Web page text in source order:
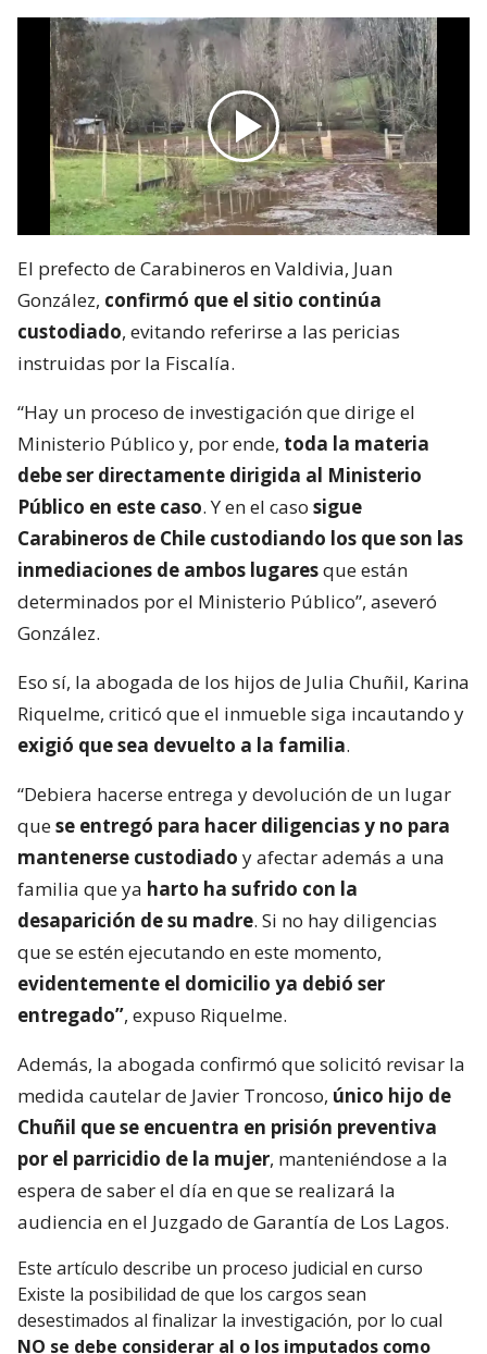
El prefecto de Carabineros en Valdivia, Juan
González, confirmó que el sitio continúa
custodiado, evitando referirse a las pericias
instruidas por la Fiscalía.
“Hay un proceso de investigación que dirige el
Ministerio Público y, por ende, toda la materia
debe ser directamente dirigida al Ministerio
Público en este caso. Y en el caso sigue
Carabineros de Chile custodiando los que son las
inmediaciones de ambos lugaresque están
determinados por el Ministerio Público”, aseveró
González.
Eso sí, la abogada de los hijos de Julia Chuñil, Karina
Riquelme, criticó que el inmueble siga incautando y
exigió que sea devuelto a la familia.
“Debiera hacerse entrega y devolución de un lugar
quese entregó para hacer diligencias y no para
mantenerse custodiado y afectar además a una
familia que ya harto ha sufrido con la
desaparición de su madre. Si no hay diligencias
que se estén ejecutando en este momento,
evidentemente el domicilio ya debió ser
entregado”, expuso Riquelme.
Además, la abogada confirmó que solicitó revisar la
medida cautelar de Javier Troncoso, único hijo de
Chuñil que se encuentra en prisión preventiva
por el parricidio de la mujer, manteniéndose a la
espera de saber el día en que se realizará la
audiencia en el Juzgado de Garantía de Los Lagos.
Este artículo describe un proceso judicial en curso
Existe la posibilidad de que los cargos sean
desestimados al finalizar la investigación, por lo cual
NO se debe considerar al o los imputados como